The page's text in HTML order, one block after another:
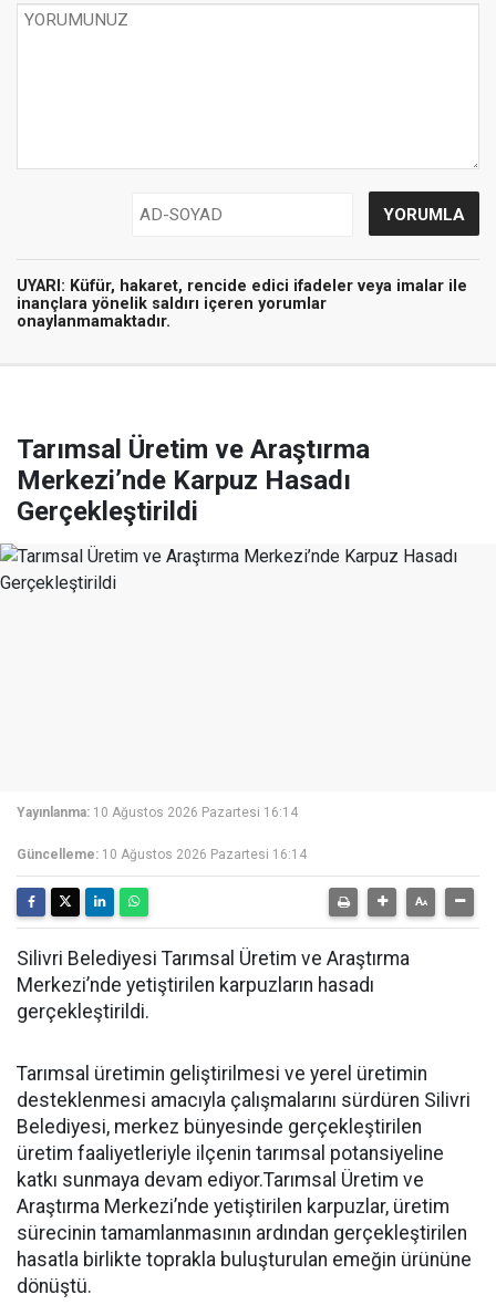
UYARI: Küfür, hakaret, rencide edici ifadeler veya imalar ile
inançlara yönelik saldırı içeren yorumlar
onaylanmamaktadır.
Tarımsal Üretim ve Araştırma
Merkezi’nde Karpuz Hasadı
Gerçekleştirildi
Yayınlanma: 10 Ağustos 2026 Pazartesi 16:14
Güncelleme: 10 Ağustos 2026 Pazartesi 16:14
Silivri Belediyesi Tarımsal Üretim ve Araştırma
Merkezi’nde yetiştirilen karpuzların hasadı
gerçekleştirildi.
Tarımsal üretimin geliştirilmesi ve yerel üretimin
desteklenmesi amacıyla çalışmalarını sürdüren Silivri
Belediyesi, merkez bünyesinde gerçekleştirilen
üretim faaliyetleriyle ilçenin tarımsal potansiyeline
katkı sunmaya devam ediyor.Tarımsal Üretim ve
Araştırma Merkezi’nde yetiştirilen karpuzlar, üretim
sürecinin tamamlanmasının ardından gerçekleştirilen
hasatla birlikte toprakla buluşturulan emeğin ürününe
dönüştü.